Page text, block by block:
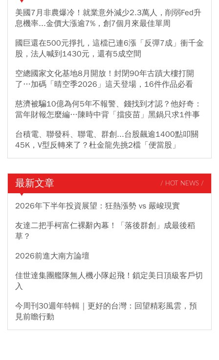
美國7月非農爆冷！就業意外減少2.3萬人，削弱Fed升
息機率...金價大漲逾7%，創7個月來最佳單周
國巨還在500元掙扎，這檔已連6漲「反彈7成」衝千金
股，法人喊到1430元，還有5成空間
空總國家文化基地8月開放！封閉90年古蹟大樓打開
了…加碼「晴空季2026」這天登場，16件作品必看
慈濟被騙10億為何5年不報警、錢找到才認？他好奇：
當年財報怎麼編…陳時中背「擋疫苗」黑鍋只求1件事
台積電、聯發科、聯電、群創...台股飆逾1400點叩關
45K，V型反轉來了？杜金龍先挑2檔「便當股」
最新文章 / HOT NEWS /
2026年下半年投資展望：狂熱漲勢 vs 嚴峻現實
友達二把手柯富仁裸辭內幕！「落後群創」成最後稻
草？
2026前進大南方論壇
佳世達集團艦隊無人機小隊起飛！鎖定美日頂級客戶切
入
今周刊30週年特輯｜更好的台灣：回望精彩風雲，預
見前瞻行動